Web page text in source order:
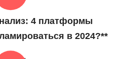
4 платформы
в 2024?**